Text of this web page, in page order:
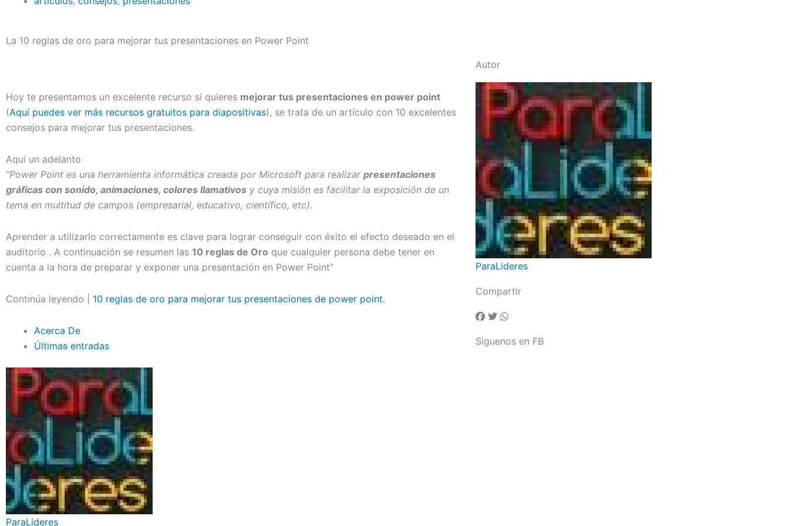
La 10 reglas de oro para mejorar tus presentaciones en Power Point
Hoy te presentamos un excelente recurso si quieres mejorar tus presentaciones en power point
(Aquí puedes ver más recursos gratuitos para diapositivas), se trata de un artículo con 10 excelentes
consejos para mejorar tus presentaciones.
Aquí un adelanto
“Power Point es una herramienta informática creada por Microsoft para realizar presentaciones
gráficas con sonido, animaciones, colores llamativos y cuya misión es facilitar la exposición de un
tema en multitud de campos (empresarial, educativo, científico, etc).
Aprender a utilizarlo correctamente es clave para lograr conseguir con éxito el efecto deseado en el
auditorio . A continuación se resumen las 10 reglas de Oro que cualquier persona debe tener en
cuenta a la hora de preparar y exponer una presentación en Power Point”
Continúa leyendo | 10 reglas de oro para mejorar tus presentaciones de power point.
Acerca De
Últimas entradas
ParaLideres
Autor
ParaLideres
Compartir
Siguenos en FB